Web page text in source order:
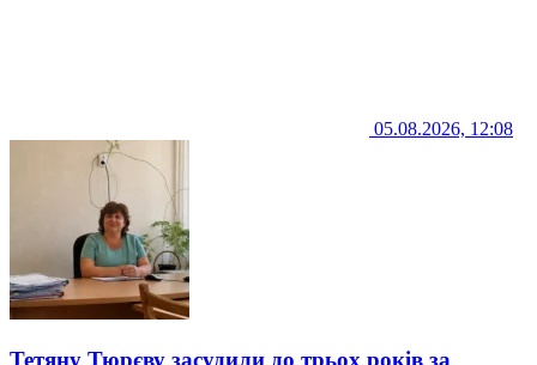
05.08.2026, 12:08
Тетяну Тюрєву засудили до трьох років за